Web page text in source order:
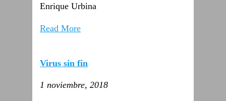
Enrique Urbina
Read More
Virus sin fin
1 noviembre, 2018